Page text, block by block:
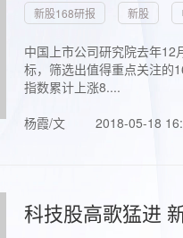
新股168研报 新股
中国上市公司研究院去年
标，筛选出值得重点关注的
指数累计上涨8....
杨霞/文
2018-05-18
科技股高歌猛进